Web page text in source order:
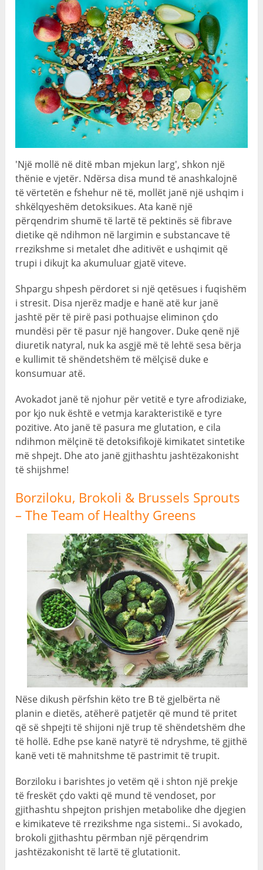
'Një mollë në ditë mban mjekun larg', shkon një
thënie e vjetër. Ndërsa disa mund të anashkalojnë
të vërtetën e fshehur në të, mollët janë një ushqim i
shkëlqyeshëm detoksikues. Ata kanë një
përqendrim shumë të lartë të pektinës së fibrave
dietike që ndihmon në largimin e substancave të
rrezikshme si metalet dhe aditivët e ushqimit që
trupi i dikujt ka akumuluar gjatë viteve.
Shpargu shpesh përdoret si një qetësues i fuqishëm
i stresit. Disa njerëz madje e hanë atë kur janë
jashtë për të pirë pasi pothuajse eliminon çdo
mundësi për të pasur një hangover. Duke qenë një
diuretik natyral, nuk ka asgjë më të lehtë sesa bërja
e kullimit të shëndetshëm të mëlçisë duke e
konsumuar atë.
Avokadot janë të njohur për vetitë e tyre afrodiziake,
por kjo nuk është e vetmja karakteristikë e tyre
pozitive. Ato janë të pasura me glutation, e cila
ndihmon mëlçinë të detoksifikojë kimikatet sintetike
më shpejt. Dhe ato janë gjithashtu jashtëzakonisht
të shijshme!
Borziloku, Brokoli & Brussels Sprouts
–The Team of Healthy Greens
Nëse dikush përfshin këto tre B të gjelbërta në
planin e dietës, atëherë patjetër që mund të pritet
që së shpejti të shijoni një trup të shëndetshëm dhe
të hollë. Edhe pse kanë natyrë të ndryshme, të gjithë
kanë veti të mahnitshme të pastrimit të trupit.
Borziloku i barishtes jo vetëm që i shton një prekje
të freskët çdo vakti që mund të vendoset, por
gjithashtu shpejton prishjen metabolike dhe djegien
e kimikateve të rrezikshme nga sistemi.. Si avokado,
brokoli gjithashtu përmban një përqendrim
jashtëzakonisht të lartë të glutationit.